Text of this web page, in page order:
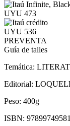
UYU 473
UYU 536
PREVENTA
Guía de talles
Temática:
Editorial:
Peso: 400g
ISBN: